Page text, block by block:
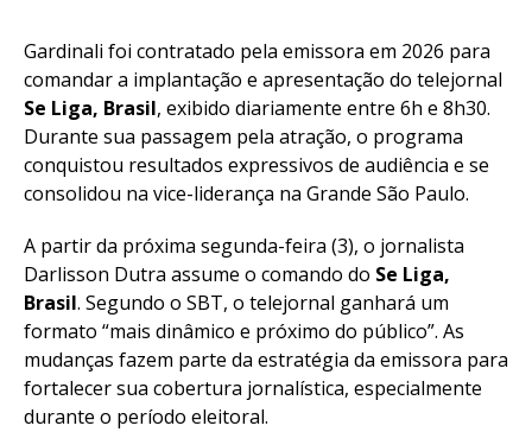
Gardinali foi contratado pela emissora em 2026 para
comandar a implantação e apresentação do telejornal
Se Liga, Brasil, exibido diariamente entre 6h e 8h30.
Durante sua passagem pela atração, o programa
conquistou resultados expressivos de audiência e se
consolidou na vice-liderança na Grande São Paulo.
A partir da próxima segunda-feira (3), o jornalista
Darlisson Dutra assume o comando do Se Liga,
Brasil. Segundo o SBT, o telejornal ganhará um
formato “mais dinâmico e próximo do público”. As
mudanças fazem parte da estratégia da emissora para
fortalecer sua cobertura jornalística, especialmente
durante o período eleitoral.